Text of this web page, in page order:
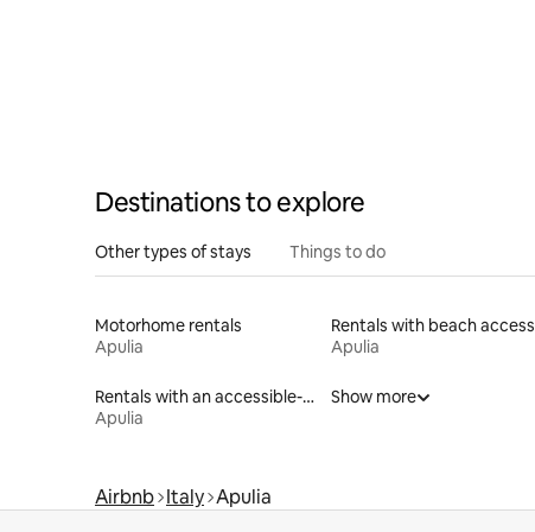
Destinations to explore
Other types of stays Things to do
Motorhome rentals
Apulia
Rentals with beach access
Apulia
Rentals with an accessible-height bed
Apulia
Show more
Airbnb Italy Apulia